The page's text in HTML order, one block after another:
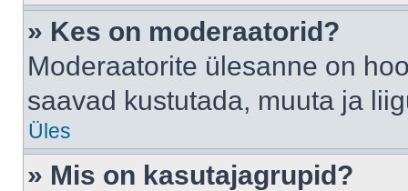
» Kes on moderaatorid?
Moderaatorite ülesanne on
saavad kustutada, muuta ja
Üles
» Mis on kasutajagrupid?